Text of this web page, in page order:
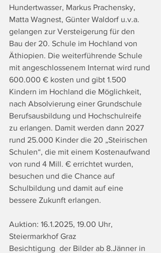
Hundertwasser, Markus Prachensky,
Matta Wagnest, Günter Waldorf u.v.a.
gelangen zur Versteigerung für den
Bau der 20. Schule im Hochland von
Äthiopien. Die weiterführende Schule
mit angeschlossenem Internat wird rund
600.000 € kosten und gibt 1.500
Kindern im Hochland die Möglichkeit,
nach Absolvierung einer Grundschule
Berufsausbildung und Hochschulreife
zu erlangen. Damit werden dann 2027
rund 25.000 Kinder die 20 „Steirischen
Schulen“, die mit einem Kostenaufwand
von rund 4 Mill. € errichtet wurden,
besuchen und die Chance auf
Schulbildung und damit auf eine
bessere Zukunft erlangen.
Auktion: 16.1.2025, 19.00 Uhr,
Steiermarkhof Graz
Besichtigung  der Bilder ab 8.Jänner in